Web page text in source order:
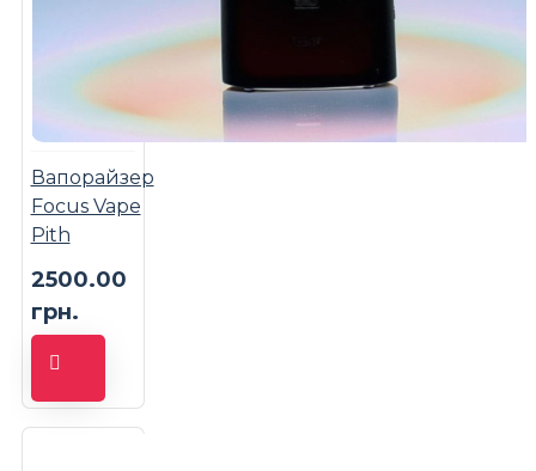
Вапорайзер
Focus Vape
Pith
2500.00
грн.